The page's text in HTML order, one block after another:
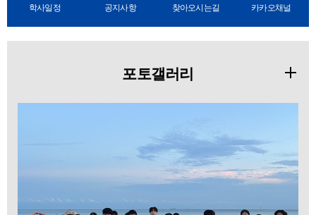
학사일정 공지사항 찾아오시는길 카카오채널
포토갤러리